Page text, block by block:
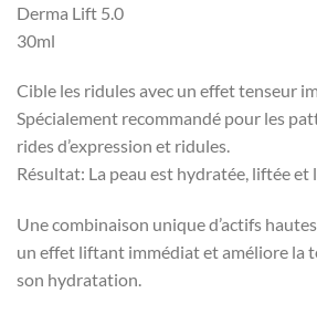
Derma Lift 5.0
30ml
Cible les ridules avec un effet tenseur
Spécialement recommandé pour les
rides d’expression et ridules.
Résultat: La peau est hydratée, liftée et
Une combinaison unique d’actifs
un effet liftant immédiat et améliore la
son hydratation.